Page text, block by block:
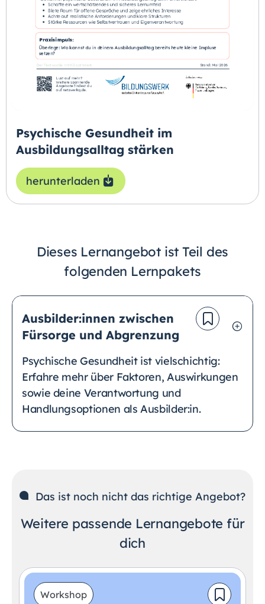
Psychische Gesundheit im
Ausbildungsalltag stärken
herunterladen
Dieses Lernangebot ist Teil des
folgenden Lernpakets
Ausbilder:innen zwischen
Fürsorge und Abgrenzung
Psychische Gesundheit ist vielschichtig:
Erfahre mehr über Faktoren, Auswirkungen
sowie deine Verantwortung und
Handlungsoptionen als Ausbilder:in.
Das ist noch nicht das richtige Angebot?
Weitere passende Lernangebote für
dich
Workshop